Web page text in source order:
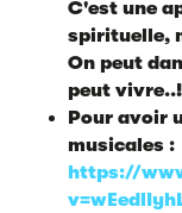
C'est une
spirituelle,
On peut
peut vivre..!
Pour avoir
musicales :
https://